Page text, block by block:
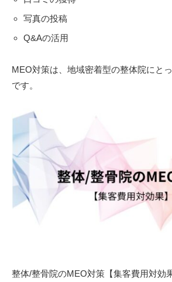
写真の投稿
Q&Aの活用
MEO対策は、地域密着型の整体院にと
です。
整体/整骨院のMEO対策【集客費用対効果